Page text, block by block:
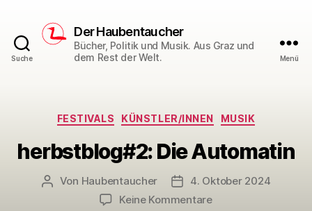
Suche
Der Haubentaucher
Bücher, Politik und Musik. Aus Graz und
dem Rest der Welt.
Menü
Kategorien
FESTIVALS KÜNSTLER/INNEN MUSIK
herbstblog#2: Die Automatin
Beitragsautor
Von Haubentaucher Veröffentlichungsdatum
4. Oktober 2024
Keine Kommentarezu